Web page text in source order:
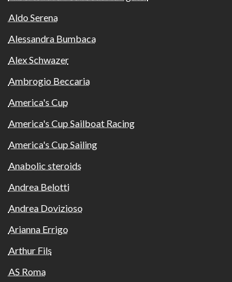
Aldo Serena
Alessandra Bumbaca
Alex Schwazer
Ambrogio Beccaria
America's Cup
America's Cup Sailboat Racing
America's Cup Sailing
Anabolic steroids
Andrea Belotti
Andrea Dovizioso
Arianna Errigo
Arthur Fils
AS Roma